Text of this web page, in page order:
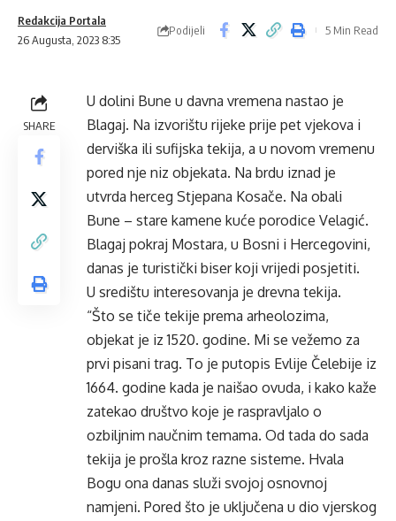
26 Augusta, 2023 8:35
Redakcija Portala
Podijeli 5 Min Read
SHARE
U dolini Bune u davna vremena nastao je
Blagaj. Na izvorištu rijeke prije pet vjekova i
derviška ili sufijska tekija, a u novom vremenu
pored nje niz objekata. Na brdu iznad je
utvrda herceg Stjepana Kosače. Na obali
Bune – stare kamene kuće porodice Velagić.
Blagaj pokraj Mostara, u Bosni i Hercegovini,
danas je turistički biser koji vrijedi posjetiti.
U središtu interesovanja je drevna tekija.
“Što se tiče tekije prema arheolozima,
objekat je iz 1520. godine. Mi se vežemo za
prvi pisani trag. To je putopis Evlije Čelebije iz
1664. godine kada je naišao ovuda, i kako kaže
zatekao društvo koje je raspravljalo o
ozbiljnim naučnim temama. Od tada do sada
tekija je prošla kroz razne sisteme. Hvala
Bogu ona danas služi svojoj osnovnoj
namjeni. Pored što je uključena u dio vjerskog